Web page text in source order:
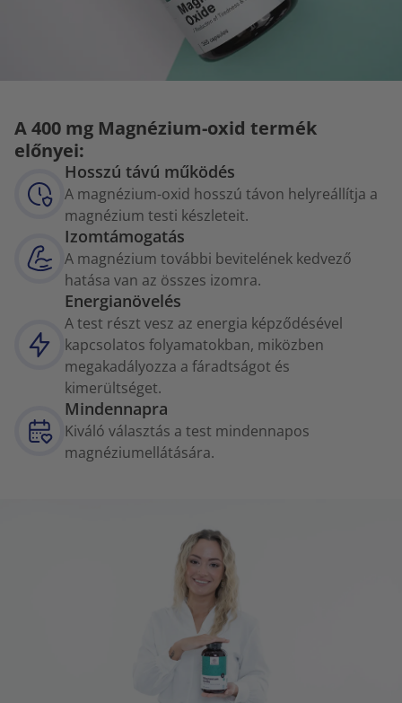
A 400 mg Magnézium-oxid termék
előnyei:
Hosszú távú működés
A magnézium-oxid hosszú távon helyreállítja a
magnézium testi készleteit.
Izomtámogatás
A magnézium további bevitelének kedvező
hatása van az összes izomra.
Energianövelés
A test részt vesz az energia képződésével
kapcsolatos folyamatokban, miközben
megakadályozza a fáradtságot és
kimerültséget.
Mindennapra
Kiváló választás a test mindennapos
magnéziumellátására.